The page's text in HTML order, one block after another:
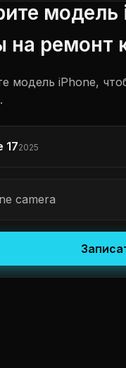
модель
на ремонт
модель iPhone,
172025
camera